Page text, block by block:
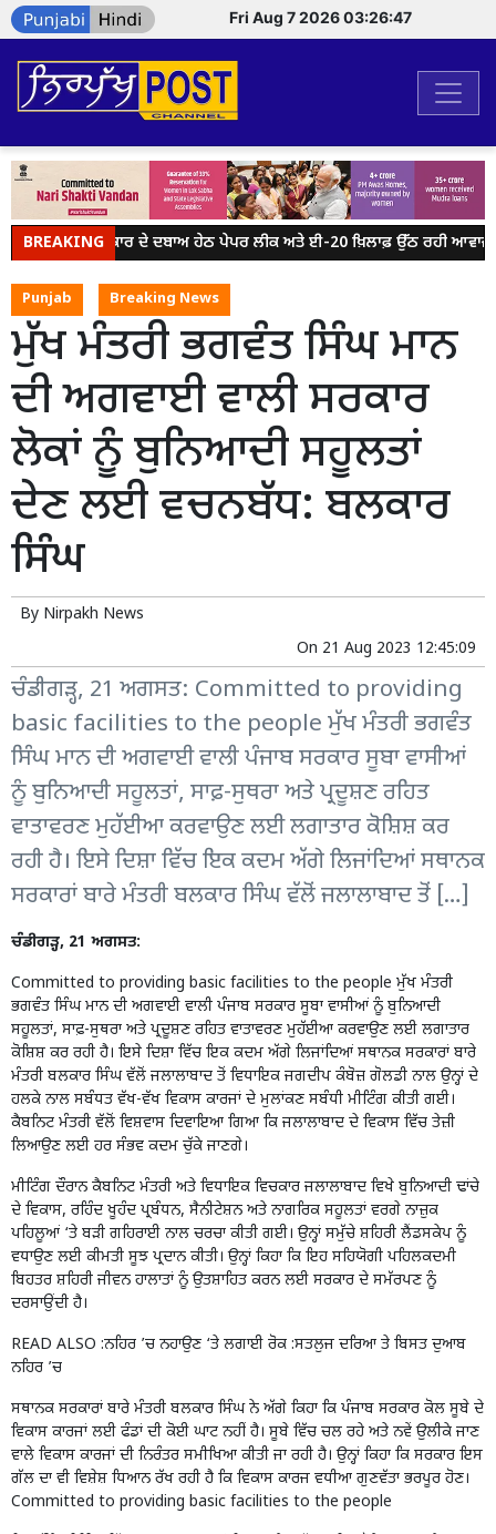
Fri Aug 7 2026 03:26:47
BREAKING
ਮੋਦੀ ਸਰਕਾਰ ਦੇ ਦਬਾਅ ਹੇਠ ਪੇਪਰ ਲੀਕ ਅਤੇ ਈ-20 ਖ਼ਿਲਾਫ਼ ਉੱਠ ਰਹੀ ਆਵਾਜ਼ ਨੂੰ
Punjab Breaking News
ਮੁੱਖ ਮੰਤਰੀ ਭਗਵੰਤ ਸਿੰਘ ਮਾਨ
ਦੀ ਅਗਵਾਈ ਵਾਲੀ ਸਰਕਾਰ
ਲੋਕਾਂ ਨੂੰ ਬੁਨਿਆਦੀ ਸਹੂਲਤਾਂ
ਦੇਣ ਲਈ ਵਚਨਬੱਧ: ਬਲਕਾਰ
ਸਿੰਘ
By Nirpakh News
On 21 Aug 2023 12:45:09
ਚੰਡੀਗੜ੍ਹ, 21 ਅਗਸਤ: Committed to providing
basic facilities to the people ਮੁੱਖ ਮੰਤਰੀ ਭਗਵੰਤ
ਸਿੰਘ ਮਾਨ ਦੀ ਅਗਵਾਈ ਵਾਲੀ ਪੰਜਾਬ ਸਰਕਾਰ ਸੂਬਾ ਵਾਸੀਆਂ
ਨੂੰ ਬੁਨਿਆਦੀ ਸਹੂਲਤਾਂ, ਸਾਫ਼-ਸੁਥਰਾ ਅਤੇ ਪ੍ਰਦੂਸ਼ਣ ਰਹਿਤ
ਵਾਤਾਵਰਣ ਮੁਹੱਈਆ ਕਰਵਾਉਣ ਲਈ ਲਗਾਤਾਰ ਕੋਸ਼ਿਸ਼ ਕਰ
ਰਹੀ ਹੈ। ਇਸੇ ਦਿਸ਼ਾ ਵਿੱਚ ਇਕ ਕਦਮ ਅੱਗੇ ਲਿਜਾਂਦਿਆਂ ਸਥਾਨਕ
ਸਰਕਾਰਾਂ ਬਾਰੇ ਮੰਤਰੀ ਬਲਕਾਰ ਸਿੰਘ ਵੱਲੋਂ ਜਲਾਲਾਬਾਦ ਤੋਂ […]
ਚੰਡੀਗੜ੍ਹ, 21 ਅਗਸਤ:
Committed to providing basic facilities to the people ਮੁੱਖ ਮੰਤਰੀ
ਭਗਵੰਤ ਸਿੰਘ ਮਾਨ ਦੀ ਅਗਵਾਈ ਵਾਲੀ ਪੰਜਾਬ ਸਰਕਾਰ ਸੂਬਾ ਵਾਸੀਆਂ ਨੂੰ ਬੁਨਿਆਦੀ
ਸਹੂਲਤਾਂ, ਸਾਫ਼-ਸੁਥਰਾ ਅਤੇ ਪ੍ਰਦੂਸ਼ਣ ਰਹਿਤ ਵਾਤਾਵਰਣ ਮੁਹੱਈਆ ਕਰਵਾਉਣ ਲਈ ਲਗਾਤਾਰ
ਕੋਸ਼ਿਸ਼ ਕਰ ਰਹੀ ਹੈ। ਇਸੇ ਦਿਸ਼ਾ ਵਿੱਚ ਇਕ ਕਦਮ ਅੱਗੇ ਲਿਜਾਂਦਿਆਂ ਸਥਾਨਕ ਸਰਕਾਰਾਂ ਬਾਰੇ
ਮੰਤਰੀ ਬਲਕਾਰ ਸਿੰਘ ਵੱਲੋਂ ਜਲਾਲਾਬਾਦ ਤੋਂ ਵਿਧਾਇਕ ਜਗਦੀਪ ਕੰਬੋਜ਼ ਗੋਲਡੀ ਨਾਲ ਉਨ੍ਹਾਂ ਦੇ
ਹਲਕੇ ਨਾਲ ਸਬੰਧਤ ਵੱਖ-ਵੱਖ ਵਿਕਾਸ ਕਾਰਜਾਂ ਦੇ ਮੁਲਾਂਕਣ ਸਬੰਧੀ ਮੀਟਿੰਗ ਕੀਤੀ ਗਈ।
ਕੈਬਨਿਟ ਮੰਤਰੀ ਵੱਲੋਂ ਵਿਸ਼ਵਾਸ ਦਿਵਾਇਆ ਗਿਆ ਕਿ ਜਲਾਲਾਬਾਦ ਦੇ ਵਿਕਾਸ ਵਿੱਚ ਤੇਜ਼ੀ
ਲਿਆਉਣ ਲਈ ਹਰ ਸੰਭਵ ਕਦਮ ਚੁੱਕੇ ਜਾਣਗੇ।
ਮੀਟਿੰਗ ਦੌਰਾਨ ਕੈਬਨਿਟ ਮੰਤਰੀ ਅਤੇ ਵਿਧਾਇਕ ਵਿਚਕਾਰ ਜਲਾਲਾਬਾਦ ਵਿਖੇ ਬੁਨਿਆਦੀ ਢਾਂਚੇ
ਦੇ ਵਿਕਾਸ, ਰਹਿੰਦ ਖੂਹੰਦ ਪ੍ਰਬੰਧਨ, ਸੈਨੀਟੇਸ਼ਨ ਅਤੇ ਨਾਗਰਿਕ ਸਹੂਲਤਾਂ ਵਰਗੇ ਨਾਜ਼ੁਕ
ਪਹਿਲੂਆਂ ‘ਤੇ ਬੜੀ ਗਹਿਰਾਈ ਨਾਲ ਚਰਚਾ ਕੀਤੀ ਗਈ। ਉਨ੍ਹਾਂ ਸਮੁੱਚੇ ਸ਼ਹਿਰੀ ਲੈਂਡਸਕੇਪ ਨੂੰ
ਵਧਾਉਣ ਲਈ ਕੀਮਤੀ ਸੂਝ ਪ੍ਰਦਾਨ ਕੀਤੀ। ਉਨ੍ਹਾਂ ਕਿਹਾ ਕਿ ਇਹ ਸਹਿਯੋਗੀ ਪਹਿਲਕਦਮੀ
ਬਿਹਤਰ ਸ਼ਹਿਰੀ ਜੀਵਨ ਹਾਲਾਤਾਂ ਨੂੰ ਉਤਸ਼ਾਹਿਤ ਕਰਨ ਲਈ ਸਰਕਾਰ ਦੇ ਸਮੱਰਪਣ ਨੂੰ
ਦਰਸਾਉਂਦੀ ਹੈ।
READ ALSO :ਨਹਿਰ ’ਚ ਨਹਾਉਣ ‘ਤੇ ਲਗਾਈ ਰੋਕ :ਸਤਲੁਜ ਦਰਿਆ ਤੇ ਬਿਸਤ ਦੁਆਬ
ਨਹਿਰ ’ਚ
ਸਥਾਨਕ ਸਰਕਾਰਾਂ ਬਾਰੇ ਮੰਤਰੀ ਬਲਕਾਰ ਸਿੰਘ ਨੇ ਅੱਗੇ ਕਿਹਾ ਕਿ ਪੰਜਾਬ ਸਰਕਾਰ ਕੋਲ ਸੂਬੇ ਦੇ
ਵਿਕਾਸ ਕਾਰਜਾਂ ਲਈ ਫੰਡਾਂ ਦੀ ਕੋਈ ਘਾਟ ਨਹੀਂ ਹੈ। ਸੂਬੇ ਵਿੱਚ ਚਲ ਰਹੇ ਅਤੇ ਨਵੇਂ ਉਲੀਕੇ ਜਾਣ
ਵਾਲੇ ਵਿਕਾਸ ਕਾਰਜਾਂ ਦੀ ਨਿਰੰਤਰ ਸਮੀਖਿਆ ਕੀਤੀ ਜਾ ਰਹੀ ਹੈ। ਉਨ੍ਹਾਂ ਕਿਹਾ ਕਿ ਸਰਕਾਰ ਇਸ
ਗੱਲ ਦਾ ਵੀ ਵਿਸ਼ੇਸ਼ ਧਿਆਨ ਰੱਖ ਰਹੀ ਹੈ ਕਿ ਵਿਕਾਸ ਕਾਰਜ ਵਧੀਆ ਗੁਣਵੱਤਾ ਭਰਪੂਰ ਹੋਣ।
Committed to providing basic facilities to the people